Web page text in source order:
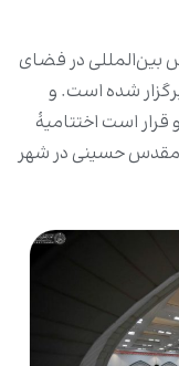
در فضای
شده است. و
است اختتامیۀ
مقدس حسینی در شهر